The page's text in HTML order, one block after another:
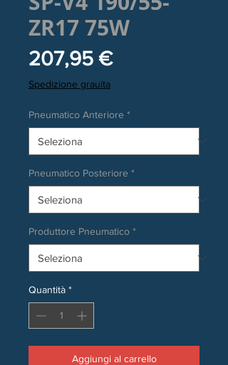
ZR17 75W
207,95 €Prezzo
Spedizione grauita
Pneumatico Anteriore *
Pneumatico Posteriore *
Produttore Pneumatico *
Quantità *
Aggiungi al carrello